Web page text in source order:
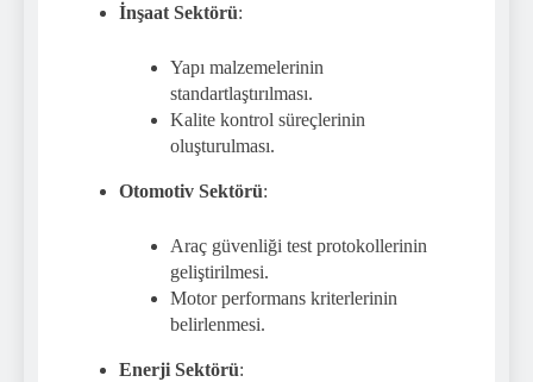
İnşaat Sektörü:
Yapı malzemelerinin
standartlaştırılması.
Kalite kontrol süreçlerinin
oluşturulması.
Otomotiv Sektörü:
Araç güvenliği test protokollerinin
geliştirilmesi.
Motor performans kriterlerinin
belirlenmesi.
Enerji Sektörü: